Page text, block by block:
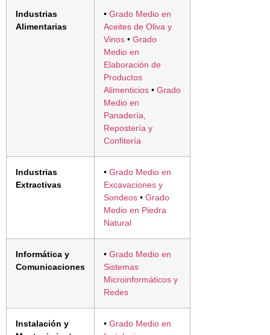
Industrias
Alimentarias
• Grado Medio en
Aceites de Oliva y
Vinos • Grado
Medio en
Elaboración de
Productos
Alimenticios • Grado
Medio en
Panadería,
Repostería y
Confitería
Industrias
Extractivas
• Grado Medio en
Excavaciones y
Sondeos • Grado
Medio en Piedra
Natural
Informática y
Comunicaciones
• Grado Medio en
Sistemas
Microinformáticos y
Redes
Instalación y
• Grado Medio en